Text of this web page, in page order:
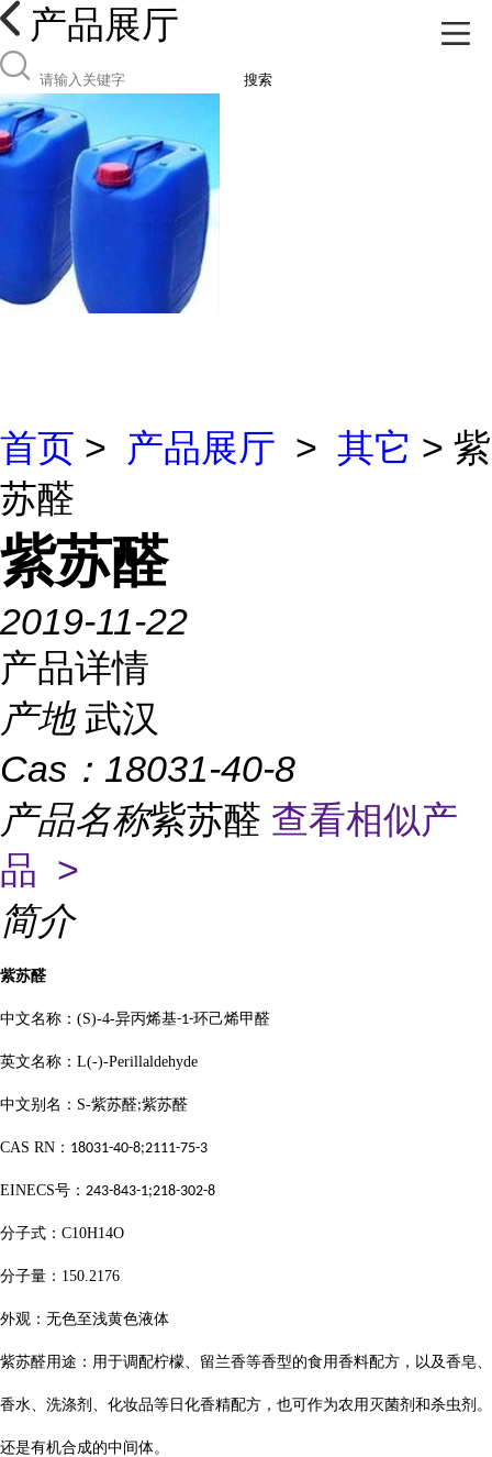
产品展厅
搜索
首页 > 产品展厅 > 其它 > 紫
苏醛
紫苏醛
2019-11-22
产品详情
产地 武汉
Cas： 18031-40-8
产品名称紫苏醛 查看相似产
品 >
简介
紫苏醛
中文名称： (S)-4-异丙烯基-1-环己烯甲醛
英文名称： L(-)-Perillaldehyde
中文别名： S-紫苏醛;紫苏醛
CAS RN ： 18031-40-8;2111-75-3
EINECS号： 243-843-1;218-302-8
分子式： C10H14O
分子量： 150.2176
外观：无色至浅黄色液体
紫苏醛用途：用于调配柠檬、留兰香等香型的食用香料配方，以及香皂、
香水、洗涤剂、化妆品等日化香精配方，也可作为农用灭菌剂和杀虫剂。
还是有机合成的中间体。